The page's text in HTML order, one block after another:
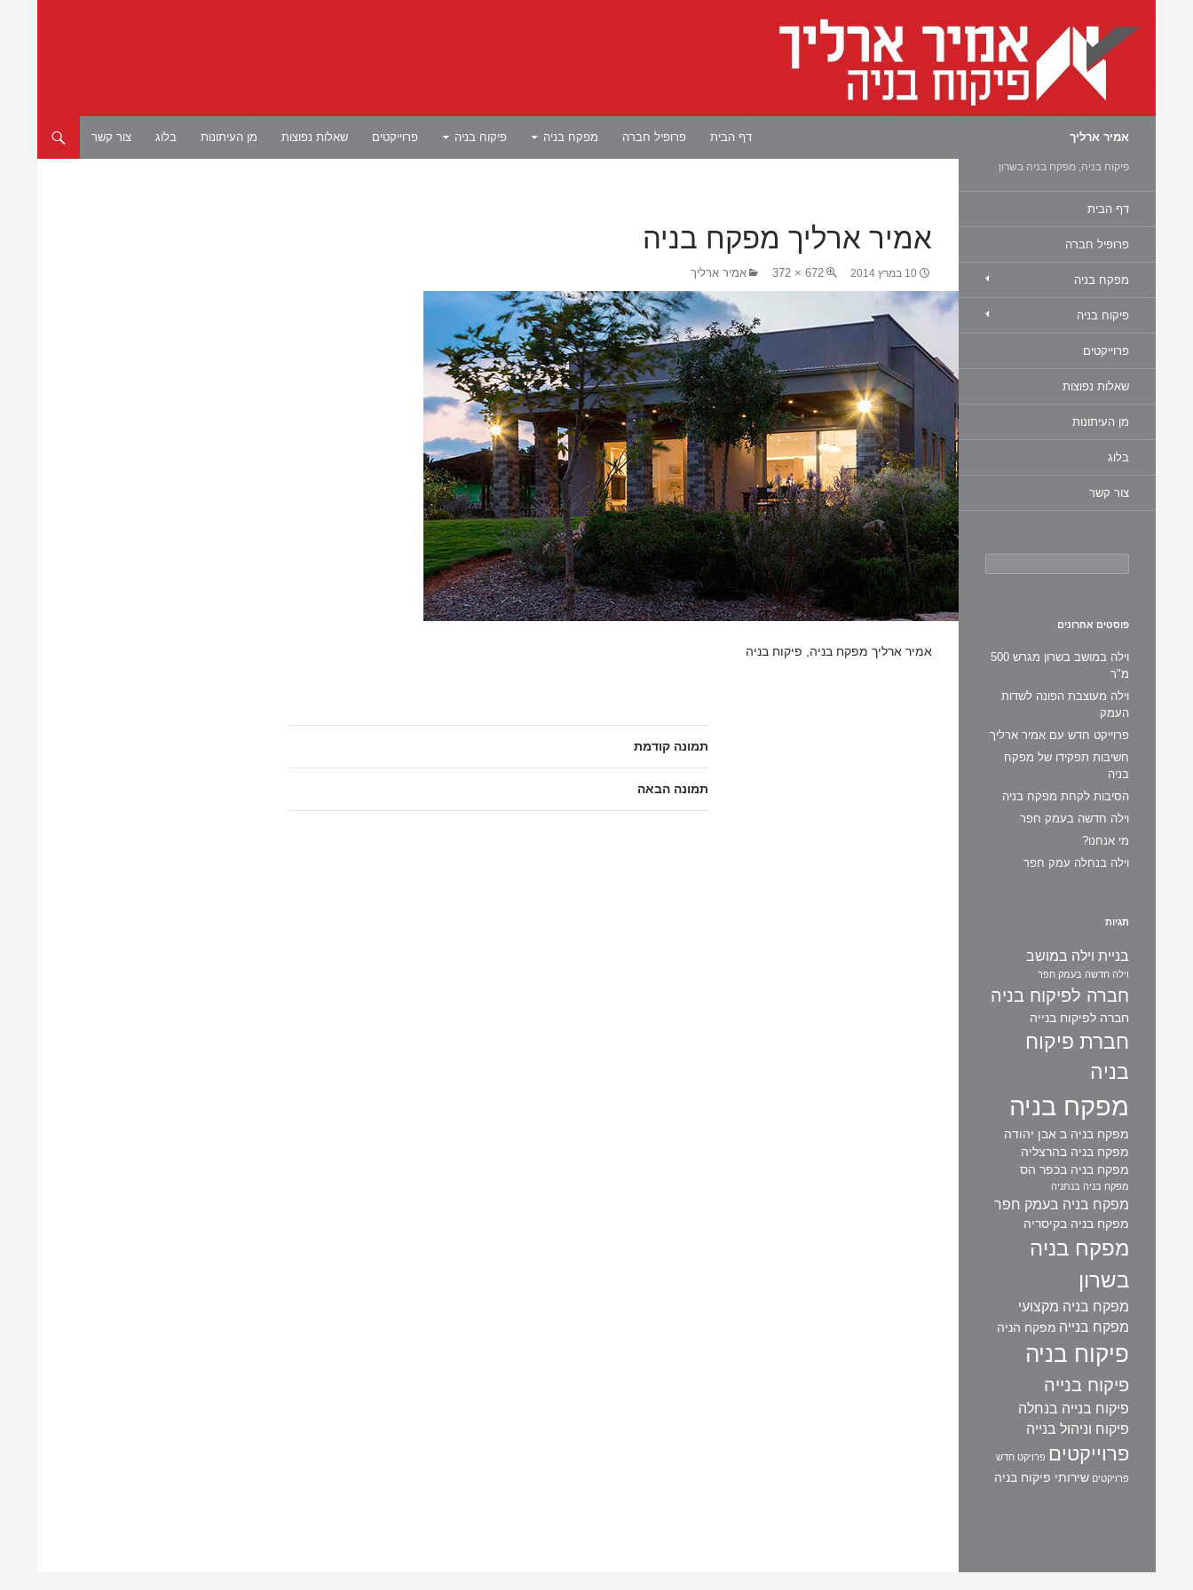
אמיר ארליך
דף הבית
פרופיל חברה מפקח בניה פיקוח בניה פרוייקטים שאלות נפוצות מן העיתונות בלוג צור קשר
אמיר ארליך מפקח בניה
10 במרץ 2014 672 × 372 אמיר ארליך
אמיר ארליך מפקח בניה, פיקוח בניה
תמונה קודמת
תמונה הבאה
פיקוח בניה, מפקח בניה בשרון
דף הבית
פרופיל חברה
מפקח בניה
פיקוח בניה
פרוייקטים
שאלות נפוצות
מן העיתונות
בלוג
צור קשר
פוסטים אחרונים
וילה במושב בשרון מגרש 500
מ"ר
וילה מעוצבת הפונה לשדות
העמק
פרוייקט חדש עם אמיר ארליך
חשיבות תפקידו של מפקח
בניה
הסיבות לקחת מפקח בניה
וילה חדשה בעמק חפר
מי אנחנו?
וילה בנחלה עמק חפר
תגיות
בניית וילה במושב
וילה חדשה בעמק חפר
חברה לפיקוח בניה
חברה לפיקוח בנייה
חברת פיקוח
בניה
מפקח בניה
מפקח בניה ב אבן יהודה
מפקח בניה בהרצליה
מפקח בניה בכפר הס
מפקח בניה בנתניה
מפקח בניה בעמק חפר
מפקח בניה בקיסריה
מפקח בניה
בשרון
מפקח בניה מקצועי
מפקח בנייה מפקח הניה
פיקוח בניה
פיקוח בנייה
פיקוח בנייה בנחלה
פיקוח וניהול בנייה
פרוייקטים פרויקט חדש
פרויקטים שירותי פיקוח בניה